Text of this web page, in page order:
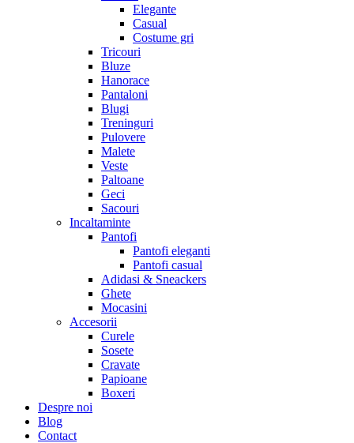
Elegante
Casual
Costume gri
Tricouri
Bluze
Hanorace
Pantaloni
Blugi
Treninguri
Pulovere
Malete
Veste
Paltoane
Geci
Sacouri
Incaltaminte
Pantofi
Pantofi eleganti
Pantofi casual
Adidasi & Sneackers
Ghete
Mocasini
Accesorii
Curele
Sosete
Cravate
Papioane
Boxeri
Despre noi
Blog
Contact